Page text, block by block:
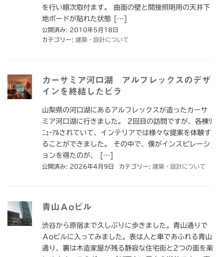
を行い順次取付ます。 曲面の壁と間接照明用の天井下
地ボードが貼れた状態 […]
公開済み: 2010年5月18日
カテゴリー: 建築・設計について
カーサミア河口湖 アルフレックスのデザ
インを終結したビラ
山梨県の河口湖にあるアルフレックスが造ったカーサ
ミア河口湖に行きました。 2回目の訪問ですが、各棟ﾘ
ﾆｭｰｱﾙされていて、インテリアでは様々な提案を体験す
ることができました。 その中で、僕がインスピレーシ
ョンを得たのが、 […]
公開済み: 2026年4月9日 カテゴリー: 建築・設計について
青山Ａoビル
渋谷から原宿まで久しぶりに歩きました。青山通りで
Ａoビルに入ってみました。表は人と車であふれる青山
通り、裏は木造家屋が残る静寂な住宅街と2つの面を楽